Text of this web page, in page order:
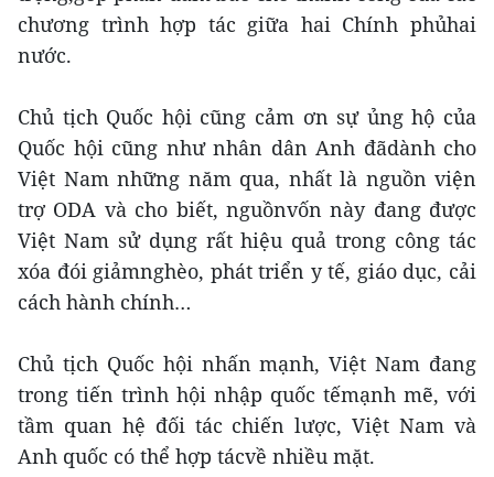
chương trình hợp tác giữa hai Chính phủhai
nước.
Chủ tịch Quốc hội cũng cảm ơn sự ủng hộ của
Quốc hội cũng như nhân dân Anh đãdành cho
Việt Nam những năm qua, nhất là nguồn viện
trợ ODA và cho biết, nguồnvốn này đang được
Việt Nam sử dụng rất hiệu quả trong công tác
xóa đói giảmnghèo, phát triển y tế, giáo dục, cải
cách hành chính…
Chủ tịch Quốc hội nhấn mạnh, Việt Nam đang
trong tiến trình hội nhập quốc tếmạnh mẽ, với
tầm quan hệ đối tác chiến lược, Việt Nam và
Anh quốc có thể hợp tácvề nhiều mặt.